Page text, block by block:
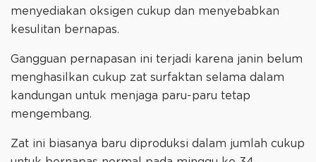
menyediakan oksigen cukup dan menyebabkan
kesulitan bernapas.
Gangguan pernapasan ini terjadi karena janin belum
menghasilkan cukup zat surfaktan selama dalam
kandungan untuk menjaga paru-paru tetap
mengembang.
Zat ini biasanya baru diproduksi dalam jumlah cukup